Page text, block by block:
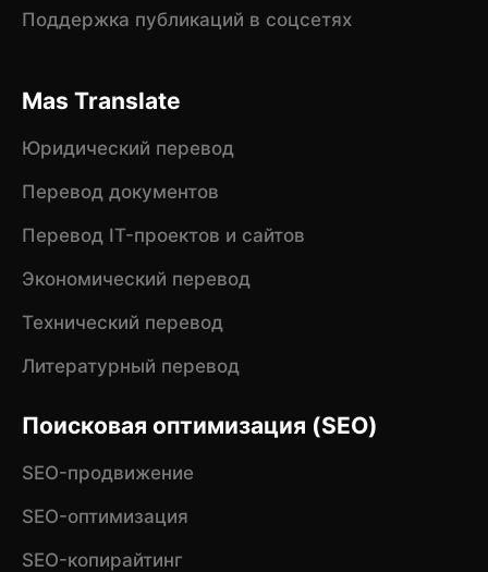
Поддержка публикаций в соцсетях
Mas Translate
Юридический перевод
Перевод документов
Перевод IT-проектов и сайтов
Экономический перевод
Технический перевод
Литературный перевод
Поисковая оптимизация (SEO)
SEO-продвижение
SEO-оптимизация
SEO-копирайтинг